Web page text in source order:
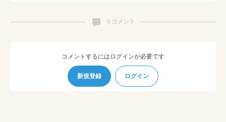
0 コメント
コメントするにはログインが必要です
新規登録 ログイン